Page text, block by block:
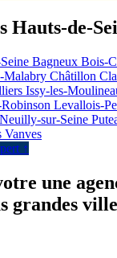
Hauts-de-
Bagneux Bois-
Malabry Châtillon
Issy-les-
Levallois-
Neuilly-sur-Seine
Vanves
↑
une
grandes